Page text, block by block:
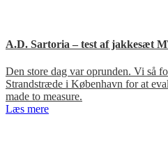
A.D. Sartoria – test af jakkesæt
Den store dag var oprunden. Vi så
Strandstræde i København for at
made to measure.
Læs mere